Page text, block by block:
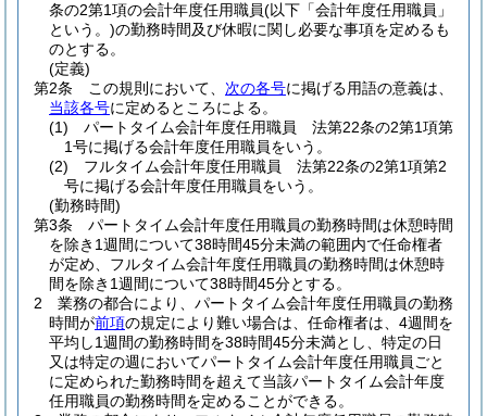
条の2第1項の会計年度任用職員(以下「会計年度任用職員」
という。)の勤務時間及び休暇に関し必要な事項を定めるも
のとする。
(定義)
第2条
この規則において、 次の各号に掲げる用語の意義は、
当該各号に定めるところによる。
(1)
パートタイム会計年度任用職員 法第22条の2第1項第
1号に掲げる会計年度任用職員をいう。
(2)
フルタイム会計年度任用職員 法第22条の2第1項第2
号に掲げる会計年度任用職員をいう。
(勤務時間)
第3条
パートタイム会計年度任用職員の勤務時間は休憩時間
を除き1週間について38時間45分未満の範囲内で任命権者
が定め、フルタイム会計年度任用職員の勤務時間は休憩時
間を除き1週間について38時間45分とする。
2
業務の都合により、パートタイム会計年度任用職員の勤務
時間が前項の規定により難い場合は、任命権者は、4週間を
平均し1週間の勤務時間を38時間45分未満とし、特定の日
又は特定の週においてパートタイム会計年度任用職員ごと
に定められた勤務時間を超えて当該パートタイム会計年度
任用職員の勤務時間を定めることができる。